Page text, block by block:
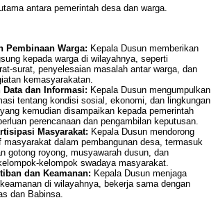
antara pemerintah desa dan warga.
Pembinaan Warga: Kepala Dusun memberikan
kepada warga di wilayahnya, seperti
surat, penyelesaian masalah antar warga, dan
kemasyarakatan.
Data dan Informasi: Kepala Dusun mengumpulkan
tentang kondisi sosial, ekonomi, dan lingkungan
kemudian disampaikan kepada pemerintah
perencanaan dan pengambilan keputusan.
Masyarakat: Kepala Dusun mendorong
masyarakat dalam pembangunan desa, termasuk
gotong royong, musyawarah dusun, dan
kelompok swadaya masyarakat.
dan Keamanan: Kepala Dusun menjaga
di wilayahnya, bekerja sama dengan
dan Babinsa.